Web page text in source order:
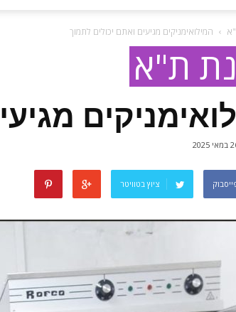
המילואימניקים מגיעים ואתם יכולים לתמוך
ת"א
2025
ציוץ בטוויטר